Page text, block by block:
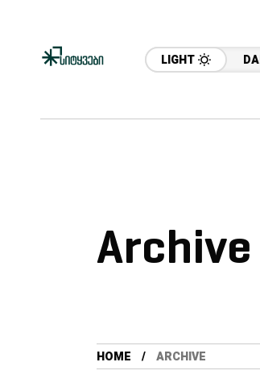
LIGHT
Archive
HOME ARCHIVE